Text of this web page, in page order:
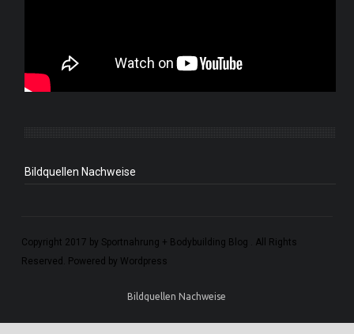
Bildquellen Nachweise
Copyright 2017 by Sportnahrung + Bodybuilding Blog . All Rights
Reserved. Powered by Wordpress
Bildquellen Nachweise